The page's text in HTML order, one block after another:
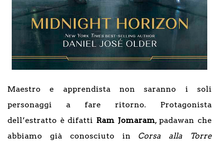
Maestro e apprendista non saranno i soli
personaggi a fare ritorno. Protagonista
dell’estratto è difatti Ram Jomaram, padawan che
abbiamo già conosciuto in Corsa alla Torre